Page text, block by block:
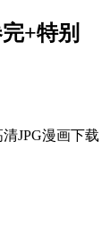
+特别